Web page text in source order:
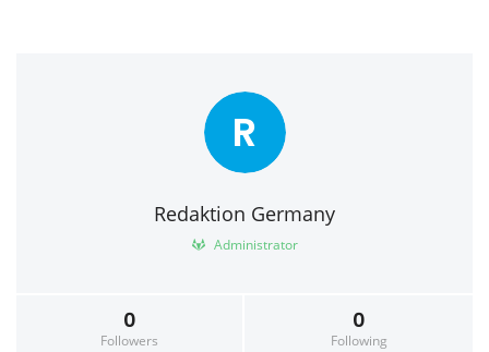
R
Redaktion Germany
Administrator
0
Followers
0
Following